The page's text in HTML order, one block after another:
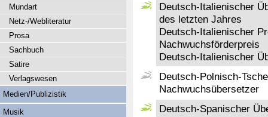
Deutsch-Italienischer
des letzten Jahres
Deutsch-Italienischer
Nachwuchsförderpreis
Deutsch-Italienischer
Deutsch-Polnisch-
Nachwuchsübersetzer
Deutsch-Spanischer
Mundart
Netz-/Webliteratur
Prosa
Sachbuch
Satire
Verlagswesen
Medien/Publizistik
Musik